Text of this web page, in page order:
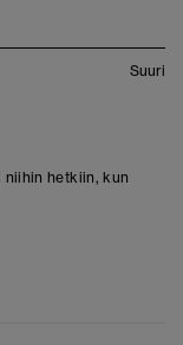
Suuri
niihin hetkiin, kun